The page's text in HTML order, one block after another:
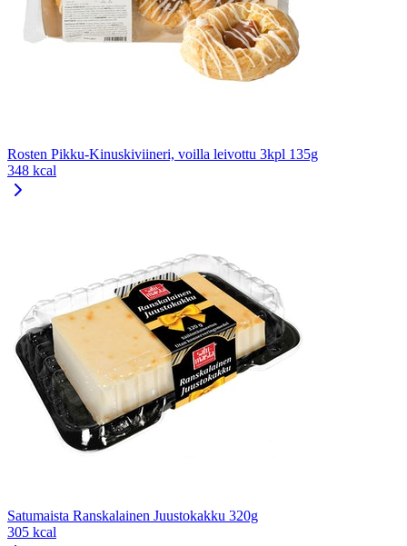
Rosten Pikku-Kinuskiviineri, voilla leivottu 3kpl 135g
348 kcal
Satumaista Ranskalainen Juustokakku 320g
305 kcal